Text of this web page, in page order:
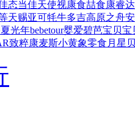
态当佳天使视康食喆食康睿达
天赐亚可牦牛多吉高原之舟
光年bebetour婴爱碧芭宝贝宝
致粹康麦斯小黄象零食 月星